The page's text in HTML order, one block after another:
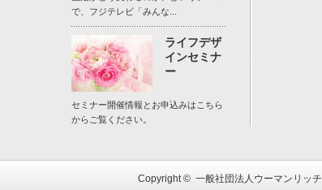
で、フジテレビ「みんな...
ライフデザ
インセミナ
ー
セミナー開催情報とお申込みはこちら
からご覧ください。
Copyright © 一般社団法人ウーマンリッ